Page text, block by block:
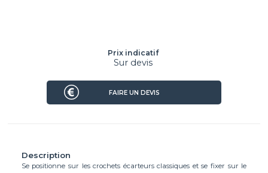
Description
Se positionne sur les crochets écarteurs classiques et se fixer sur le
Prix indicatif
Sur devis
FAIRE UN DEVIS